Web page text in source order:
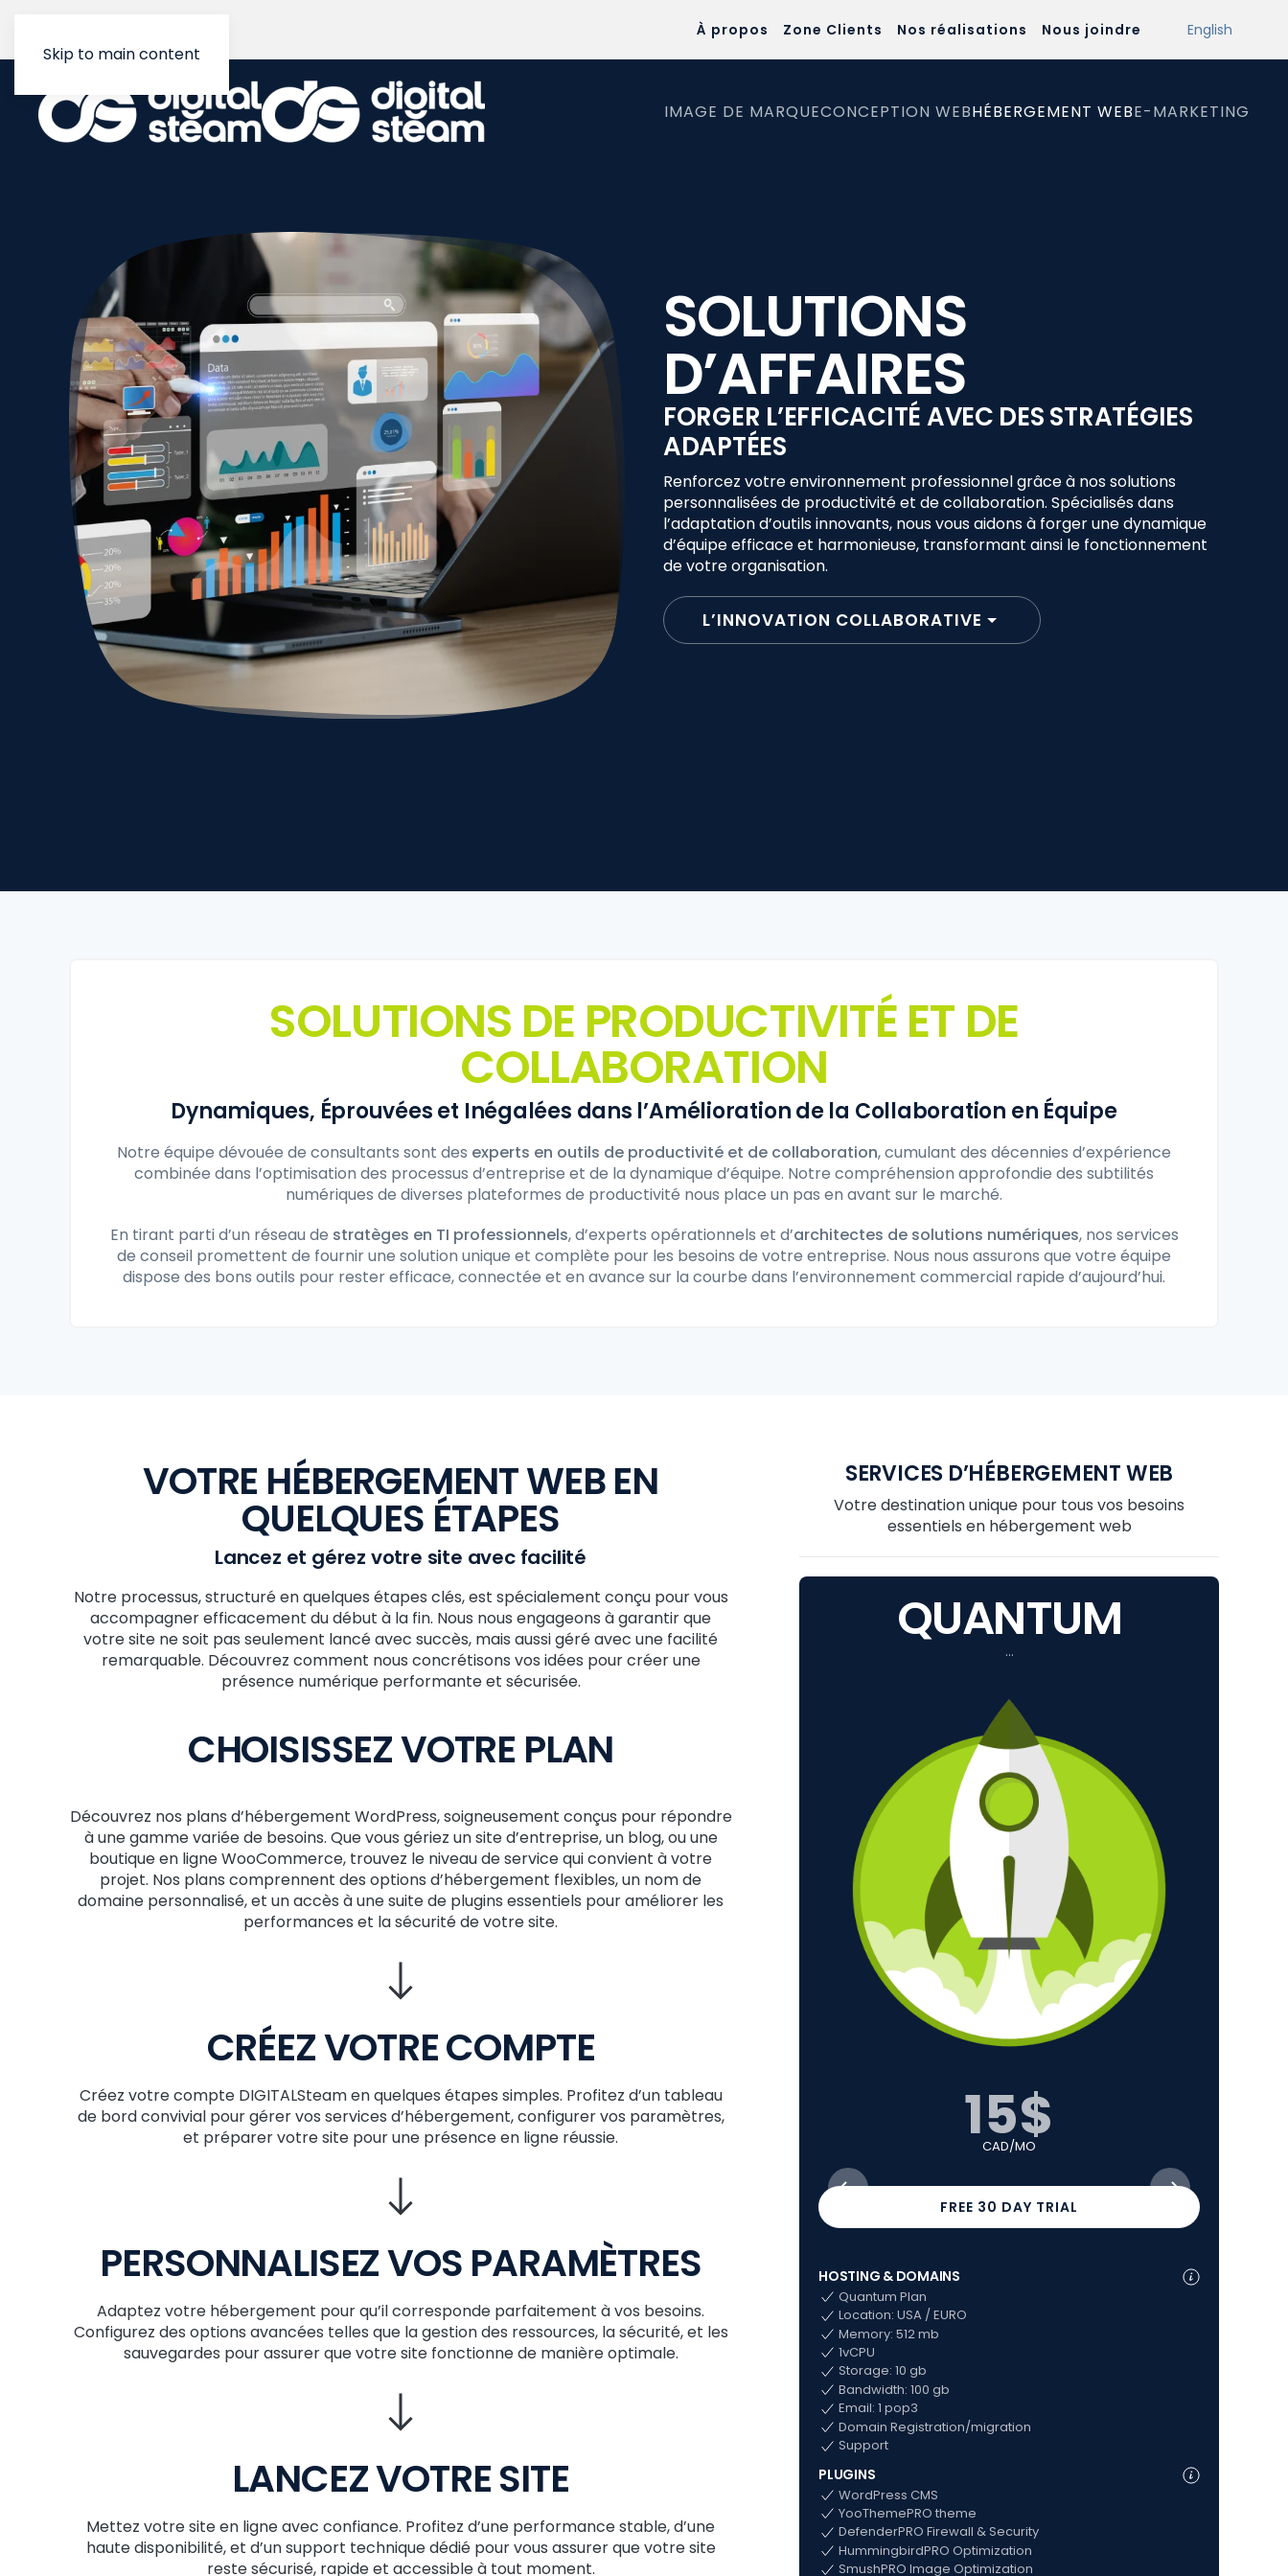
Skip to main content
À propos Zone Clients Nos réalisations Nous joindre English
IMAGE DE MARQUECONCEPTION WEBHÉBERGEMENT WEBE-MARKETING
SOLUTIONS
D’AFFAIRES
FORGER L’EFFICACITÉ AVEC DES STRATÉGIES
ADAPTÉES
Renforcez votre environnement professionnel grâce à nos solutions
personnalisées de productivité et de collaboration. Spécialisés dans
l’adaptation d’outils innovants, nous vous aidons à forger une dynamique
d’équipe efficace et harmonieuse, transformant ainsi le fonctionnement
de votre organisation.
L’INNOVATION COLLABORATIVE
SOLUTIONS DE PRODUCTIVITÉ ET DE
COLLABORATION
Dynamiques, Éprouvées et Inégalées dans l’Amélioration de la Collaboration en Équipe
Notre équipe dévouée de consultants sont des experts en outils de productivité et de collaboration, cumulant des décennies d’expérience
combinée dans l’optimisation des processus d’entreprise et de la dynamique d’équipe. Notre compréhension approfondie des subtilités
numériques de diverses plateformes de productivité nous place un pas en avant sur le marché.
En tirant parti d’un réseau de stratèges en TI professionnels, d’experts opérationnels et d’architectes de solutions numériques, nos services
de conseil promettent de fournir une solution unique et complète pour les besoins de votre entreprise. Nous nous assurons que votre équipe
dispose des bons outils pour rester efficace, connectée et en avance sur la courbe dans l’environnement commercial rapide d’aujourd’hui.
VOTRE HÉBERGEMENT WEB EN
QUELQUES ÉTAPES
Lancez et gérez votre site avec facilité
Notre processus, structuré en quelques étapes clés, est spécialement conçu pour vous
accompagner efficacement du début à la fin. Nous nous engageons à garantir que
votre site ne soit pas seulement lancé avec succès, mais aussi géré avec une facilité
remarquable. Découvrez comment nous concrétisons vos idées pour créer une
présence numérique performante et sécurisée.
CHOISISSEZ VOTRE PLAN
Découvrez nos plans d’hébergement WordPress, soigneusement conçus pour répondre
à une gamme variée de besoins. Que vous gériez un site d’entreprise, un blog, ou une
boutique en ligne WooCommerce, trouvez le niveau de service qui convient à votre
projet. Nos plans comprennent des options d’hébergement flexibles, un nom de
domaine personnalisé, et un accès à une suite de plugins essentiels pour améliorer les
performances et la sécurité de votre site.
CRÉEZ VOTRE COMPTE
Créez votre compte DIGITALSteam en quelques étapes simples. Profitez d’un tableau
de bord convivial pour gérer vos services d’hébergement, configurer vos paramètres,
et préparer votre site pour une présence en ligne réussie.
PERSONNALISEZ VOS PARAMÈTRES
Adaptez votre hébergement pour qu’il corresponde parfaitement à vos besoins.
Configurez des options avancées telles que la gestion des ressources, la sécurité, et les
sauvegardes pour assurer que votre site fonctionne de manière optimale.
LANCEZ VOTRE SITE
Mettez votre site en ligne avec confiance. Profitez d’une performance stable, d’une
haute disponibilité, et d’un support technique dédié pour vous assurer que votre site
reste sécurisé, rapide et accessible à tout moment.
SERVICES D’HÉBERGEMENT WEB
Votre destination unique pour tous vos besoins
essentiels en hébergement web
QUANTUM
…
15$
CAD/MO
FREE 30 DAY TRIAL
HOSTING & DOMAINS
Quantum Plan
Location: USA / EURO
Memory: 512 mb
1vCPU
Storage: 10 gb
Bandwidth: 100 gb
Email: 1 pop3
Domain Registration/migration
Support
PLUGINS
WordPress CMS
YooThemePRO theme
DefenderPRO Firewall & Security
HummingbirdPRO Optimization
SmushPRO Image Optimization